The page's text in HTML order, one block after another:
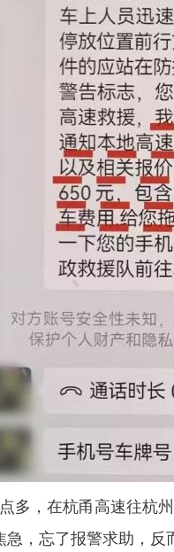
，在杭甬高速往杭州
急，忘了报警求助，反